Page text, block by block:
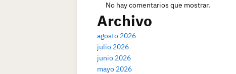
No hay comentarios que mostrar.
Archivo
agosto 2026
julio 2026
junio 2026
mayo 2026